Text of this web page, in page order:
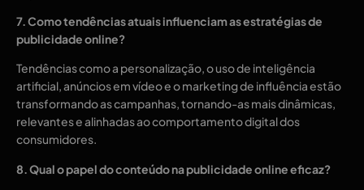
7. Como tendências atuais influenciam as estratégias de
publicidade online?
Tendências como a personalização, o uso de inteligência
artificial, anúncios em vídeo e o marketing de influência estão
transformando as campanhas, tornando-as mais dinâmicas,
relevantes e alinhadas ao comportamento digital dos
consumidores.
8. Qual o papel do conteúdo na publicidade online eficaz?